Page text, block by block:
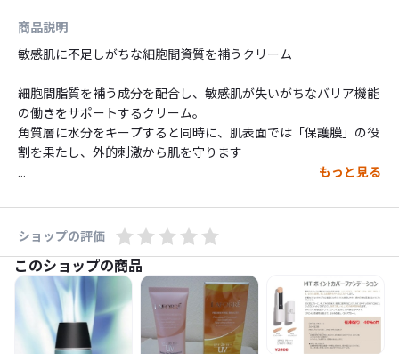
商品説明
敏感肌に不足しがちな細胞間資質を補うクリーム
細胞間脂質を補う成分を配合し、敏感肌が失いがちなバリア機能
の働きをサポートするクリーム。
角質層に水分をキープすると同時に、肌表面では「保護膜」の役
割を果たし、外的刺激から肌を守ります
●ご使用方法
真珠粒大をとり、顔全体にやさしくなじませます。
使用成分
水、ミネラルオイル、ミリスチン酸オクチルドデシル、ＢＧ、グ
リセリン、セタノール、ステアリン酸グリセリル、水酸化Ｎａ、
もっと見る
ショップの評価
このショップの商品